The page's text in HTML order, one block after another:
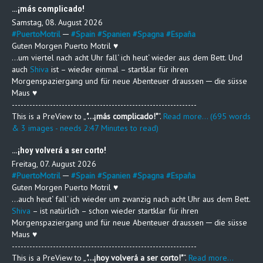
…¡más complicado!
Samstag, 08. August 2026
#PuertoMotril ─ #Spain #Spanien #Spagna #España
Guten Morgen Puerto Motril ♥
…um viertel nach acht Uhr fall‘ ich heut‘ wieder aus dem Bett. Und
auch Shiva ist – wieder einmal – startklar für ihren
Morgenspaziergang und für neue Abenteuer draussen ─ die süsse
Maus ♥
---------------------------------------------------------------
This is a PreView to "…¡más complicado!". Read more... (695 words
& 3 images - needs 2:47 Minutes to read)
…¡hoy volverá a ser corto!
Freitag, 07. August 2026
#PuertoMotril ─ #Spain #Spanien #Spagna #España
Guten Morgen Puerto Motril ♥
…auch heut‘ fall‘ ich wieder um zwanzig nach acht Uhr aus dem Bett.
Shiva – ist natürlich – schon wieder startklar für ihren
Morgenspaziergang und für neue Abenteuer draussen ─ die süsse
Maus ♥
---------------------------------------------------------------
This is a PreView to "…¡hoy volverá a ser corto!". Read more...